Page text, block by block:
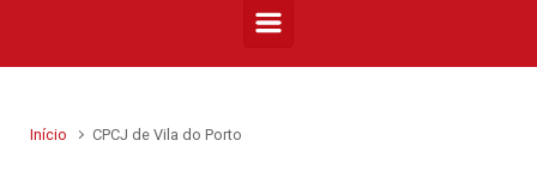
Início CPCJ de Vila do Porto